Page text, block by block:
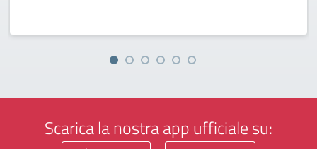
Scarica la nostra app ufficiale su: